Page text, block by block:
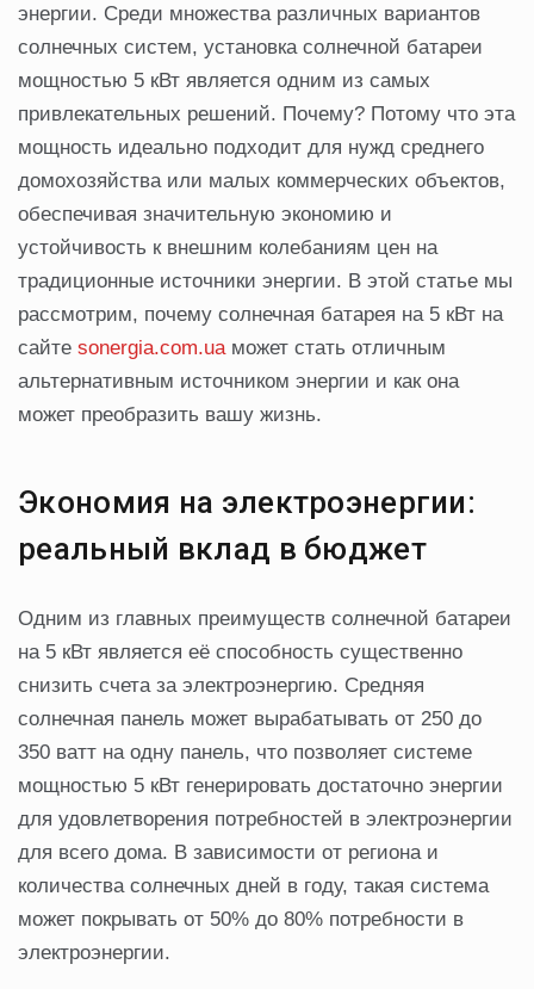
энергии. Среди множества различных вариантов
солнечных систем, установка солнечной батареи
мощностью 5 кВт является одним из самых
привлекательных решений. Почему? Потому что эта
мощность идеально подходит для нужд среднего
домохозяйства или малых коммерческих объектов,
обеспечивая значительную экономию и
устойчивость к внешним колебаниям цен на
традиционные источники энергии. В этой статье мы
рассмотрим, почему солнечная батарея на 5 кВт на
сайте sonergia.com.uaможет стать отличным
альтернативным источником энергии и как она
может преобразить вашу жизнь.
Экономия на электроэнергии:
реальный вклад в бюджет
Одним из главных преимуществ солнечной батареи
на 5 кВт является её способность существенно
снизить счета за электроэнергию. Средняя
солнечная панель может вырабатывать от 250 до
350 ватт на одну панель, что позволяет системе
мощностью 5 кВт генерировать достаточно энергии
для удовлетворения потребностей в электроэнергии
для всего дома. В зависимости от региона и
количества солнечных дней в году, такая система
может покрывать от 50% до 80% потребности в
электроэнергии.